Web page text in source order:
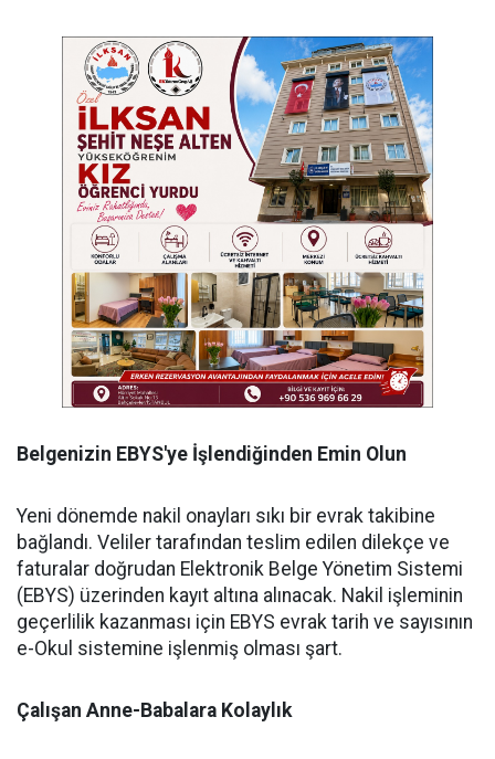
Belgenizin EBYS'ye İşlendiğinden Emin Olun
Yeni dönemde nakil onayları sıkı bir evrak takibine
bağlandı. Veliler tarafından teslim edilen dilekçe ve
faturalar doğrudan Elektronik Belge Yönetim Sistemi
(EBYS) üzerinden kayıt altına alınacak. Nakil işleminin
geçerlilik kazanması için EBYS evrak tarih ve sayısının
e-Okul sistemine işlenmiş olması şart.
Çalışan Anne-Babalara Kolaylık